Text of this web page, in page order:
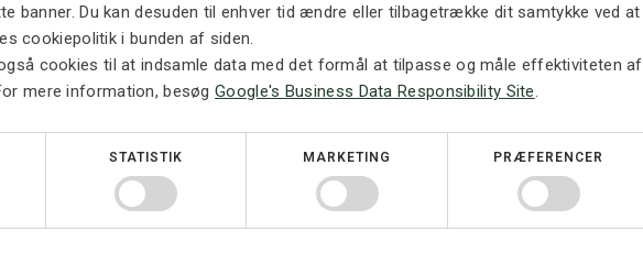
kontakt
banner. Du kan desuden til enhver tid ændre eller tilbagetrække dit samtykke ved at
cookiepolitik i bunden af siden.
cookies til at indsamle data med det formål at tilpasse og måle effektiviteten af
mere information, besøgGoogle's Business Data Responsibility Site
STATISTIK MARKETING PRÆFERENCER